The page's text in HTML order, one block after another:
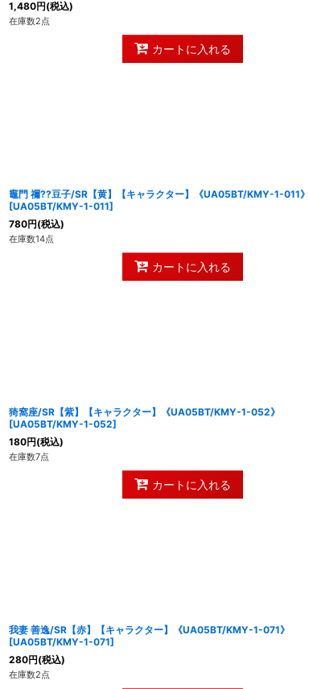
1,480円(税込)
在庫数2点
カートに入れる
竈門 禰??豆子/SR【黄】【キャラクター】《UA05BT/KMY-1-011》
[UA05BT/KMY-1-011]
780円(税込)
在庫数14点
カートに入れる
猗窩座/SR【紫】【キャラクター】《UA05BT/KMY-1-052》
[UA05BT/KMY-1-052]
180円(税込)
在庫数7点
カートに入れる
我妻 善逸/SR【赤】【キャラクター】《UA05BT/KMY-1-071》
[UA05BT/KMY-1-071]
280円(税込)
在庫数2点